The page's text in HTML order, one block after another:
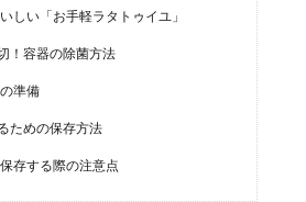
ツのミントは食べるのOK
ーキなどのスイーツの上にミントの葉っぱが乗
ていることがありますが、このミントは皆さん
単なおつまみをヘルシーに作りた
しい「お手軽ラタトゥイユ」
！容器の除菌方法
準備
ための保存方法
存する際の注意点